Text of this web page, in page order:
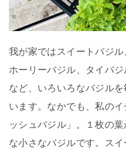
我が家ではスイートバジル
ホーリーバジル、タイバ
など、いろいろなバジル
います。なかでも、私の
ッシュバジル」。１枚の
な小さなバジルです。ス